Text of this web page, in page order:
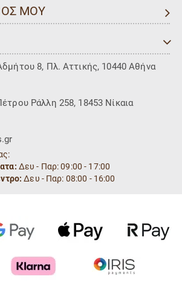
ΜΟΥ
8, Πλ. Αττικής, 10440 Αθήνα
Ράλλη 258, 18453 Νίκαια
Δευ - Παρ: 09:00 - 17:00
Δευ - Παρ: 08:00 - 16:00